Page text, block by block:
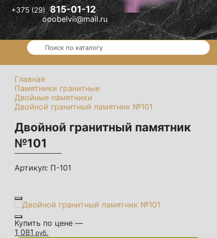
+375 (29) 815-01-12
ooobelvii@mail.ru
Главная
Памятники гранитные
Двойные памятники
Двойной гранитный памятник №101
Двойной гранитный памятник
№101
Артикул: П-101
Купить по цене —
1 081 руб.